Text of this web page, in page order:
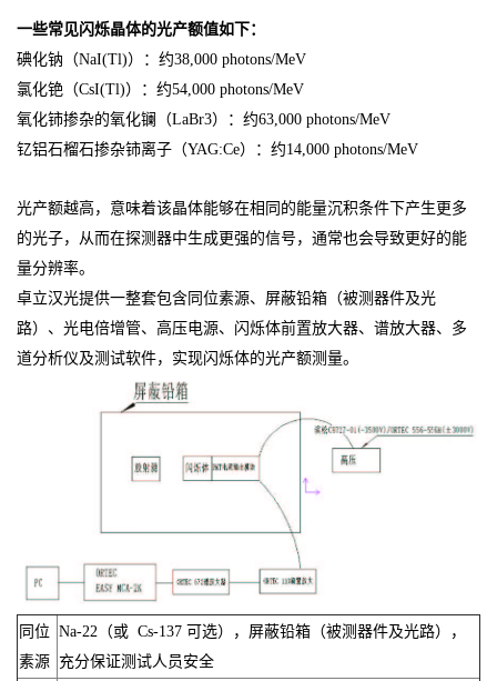
一些常见闪烁晶体的光产额值如下：
碘化钠（NaI(Tl)）：约38,000 photons/MeV
氯化铯（CsI(Tl)）：约54,000 photons/MeV
氧化铈掺杂的氧化镧（LaBr3）：约63,000 photons/MeV
钇铝石榴石掺杂铈离子（YAG:Ce）：约14,000 photons/MeV
光产额越高，意味着该晶体能够在相同的能量沉积条件下产生更多
的光子，从而在探测器中生成更强的信号，通常也会导致更好的能
量分辨率。
卓立汉光提供一整套包含同位素源、屏蔽铅箱（被测器件及光
路）、光电倍增管、高压电源、闪烁体前置放大器、谱放大器、多
道分析仪及测试软件，实现闪烁体的光产额测量。
同位
素源
Na-22（或 Cs-137 可选），屏蔽铅箱（被测器件及光路），
充分保证测试人员安全